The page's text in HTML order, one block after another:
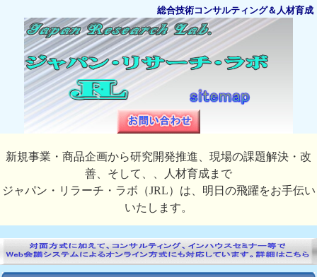
総合技術コンサルティング＆人材育成
新規事業・商品企画から研究開発推進、現場の課題解決・改
善、そして、、人材育成まで
ジャパン・リラーチ・ラボ（JRL）は、明日の飛躍をお手伝い
いたします。